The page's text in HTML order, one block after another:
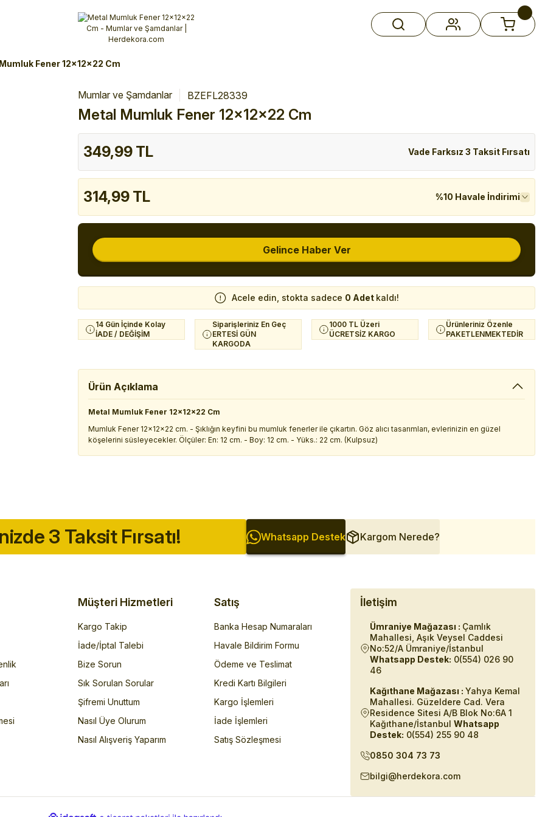
Alışverişlerinizde 3 Taksit Fırsatı!İlk siparişinizi verin!
%10 Havale İndirimi
Şimdi Alışveriş yap!
Fener 12x12x22 Cm
Mumlar ve Şamdanlar BZEFL28339
Metal Mumluk Fener 12x12x22 Cm
349,99 TL Vade Farksız 3 Taksit Fırsatı
314,99 TL %10 Havale İndirimi
Gelince Haber Ver
Acele edin, stokta sadece 0 Adet kaldı!
14 Gün İçinde Kolay
İADE / DEĞİŞİM
Siparişleriniz En Geç
ERTESİ GÜN
KARGODA
1000 TL Üzeri
ÜCRETSİZ KARGO
Ürünleriniz Özenle
PAKETLENMEKTEDİR
Ürün Açıklama
Metal Mumluk Fener 12x12x22 Cm
Mumluk Fener 12x12x22 cm. - Şıklığın keyfini bu mumluk fenerler ile çıkartın. Göz alıcı tasarımları, evlerinizin en güzel
köşelerini süsleyecekler. Ölçüler: En: 12 cm. - Boy: 12 cm. - Yüks.: 22 cm. (Kulpsuz)
3 Taksit Fırsatı! Whatsapp Destek Kargom Nerede?
Müşteri Hizmetleri
Kargo Takip
İade/İptal Talebi
Bize Sorun
Sık Sorulan Sorular
Şifremi Unuttum
Nasıl Üye Olurum
Nasıl Alışveriş Yaparım
Satış
Banka Hesap Numaraları
Havale Bildirim Formu
Ödeme ve Teslimat
Kredi Kartı Bilgileri
Kargo İşlemleri
İade İşlemleri
Satış Sözleşmesi
İletişim
Ümraniye Mağazası : Çamlık
Mahallesi, Aşık Veysel Caddesi
No:52/A Ümraniye/İstanbul
Whatsapp Destek: 0(554) 026 90
46
Kağıthane Mağazası : Yahya Kemal
Mahallesi. Güzeldere Cad. Vera
Residence Sitesi A/B Blok No:6A 1
Kağıthane/İstanbul Whatsapp
Destek: 0(554) 255 90 48
0850 304 73 73
bilgi@herdekora.com